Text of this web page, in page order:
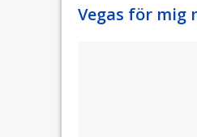
Vegas för mig